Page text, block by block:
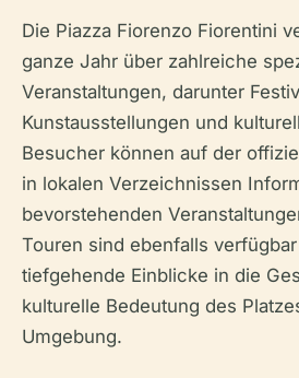
Die Piazza Fiorenzo Fiorentini
ganze Jahr über zahlreiche
Veranstaltungen, darunter
Kunstausstellungen und
Besucher können auf der
in lokalen Verzeichnissen
bevorstehenden
Touren sind ebenfalls
tiefgehende Einblicke in die
kulturelle Bedeutung des
Umgebung.